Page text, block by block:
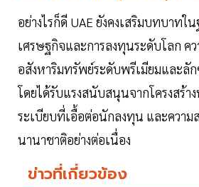
อย่างไรก็ดี UAE ยังคงเสริมบทบาทใ
เศรษฐกิจและการลงทุนระดับโลก คว
อสังหาริมทรัพย์ระดับพรีเมียมและลัก
โดยได้รับแรงสนับสนุนจากโครงสร้า
ระเบียบที่เอื้อต่อนักลงทุน และควา
นานาชาติอย่างต่อเนื่อง
ข่าวที่เกี่ยวข้อง